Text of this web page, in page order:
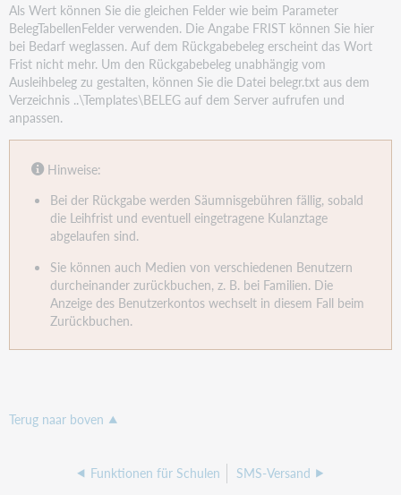
Als Wert können Sie die gleichen Felder wie beim Parameter
BelegTabellenFelder verwenden. Die Angabe FRIST können Sie hier
bei Bedarf weglassen. Auf dem Rückgabebeleg erscheint das Wort
Frist nicht mehr. Um den Rückgabebeleg unabhängig vom
Ausleihbeleg zu gestalten, können Sie die Datei belegr.txt aus dem
Verzeichnis ..\Templates\BELEG auf dem Server aufrufen und
anpassen.
Hinweise:
Bei der Rückgabe werden Säumnisgebühren fällig, sobald
die Leihfrist und eventuell eingetragene Kulanztage
abgelaufen sind.
Sie können auch Medien von verschiedenen Benutzern
durcheinander zurückbuchen, z. B. bei Familien. Die
Anzeige des Benutzerkontos wechselt in diesem Fall beim
Zurückbuchen.
Terug naar boven
Funktionen für Schulen SMS-Versand